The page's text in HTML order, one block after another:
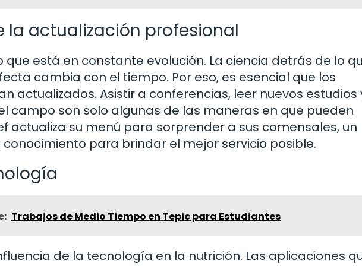
la actualización profesional
que está en constante evolución. La ciencia detrás de lo
cambia con el tiempo. Por eso, es esencial que los
actualizados. Asistir a conferencias, leer nuevos estudios
campo son solo algunas de las maneras en que pueden
actualiza su menú para sorprender a sus comensales, un
para brindar el mejor servicio posible.
Trabajos de Medio Tiempo en Tepic para Estudiantes
de la tecnología en la nutrición. Las aplicaciones